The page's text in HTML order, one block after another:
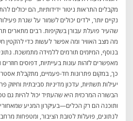
מקבלים התראות ניטור ידידותיות, הם יכולים
נקיים יותר, ילדים יכולים לשמור על שגרת
שהעיר פועלת עבורן בשקיפות. רבים מתארים
מה מצב האוויר ומה אפשר לעשות כדי להקטין
בנוסף, המיזמים תורמים ללמידה מתמשכת.
מאפשרים לזהות עונות בעייתיות, דפוסים חוזרים
כך, במקום פתרונות חד-פעמיים, מתקבלת
יעילות תשתיות, עדכון מדיניות סביבתית וחיזוק
הבשורה המרכזית היא שהעתיד יכול להיות גם
ותוכנה הם רק הכלים—בעיקרון המניע
לנתונים, פועלות לטובת הציבור, ומטפחות